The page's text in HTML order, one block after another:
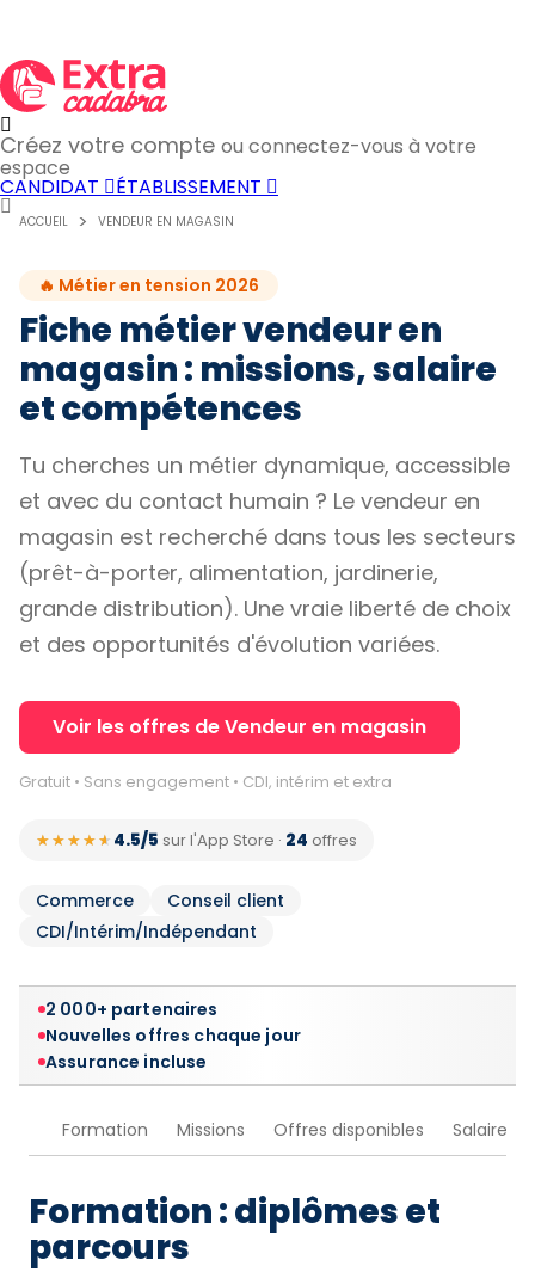
Créez votre compte ou connectez-vous à votre
espace
CANDIDAT ÉTABLISSEMENT
ACCUEIL VENDEUR EN MAGASIN
🔥 Métier en tension 2026
Fiche métier vendeur en
magasin : missions, salaire
et compétences
Tu cherches un métier dynamique, accessible
et avec du contact humain ? Le vendeur en
magasin est recherché dans tous les secteurs
(prêt-à-porter, alimentation, jardinerie,
grande distribution). Une vraie liberté de choix
et des opportunités d'évolution variées.
Voir les offres de Vendeur en magasin
Gratuit • Sans engagement • CDI, intérim et extra
★★★★★
★★★★★ 4.5/5 sur l'App Store · 24 offres
Commerce
Conseil client
CDI/Intérim/Indépendant
2 000+ partenaires
Nouvelles offres chaque jour
Assurance incluse
Formation Missions Offres disponibles Salaire
Formation : diplômes et
parcours